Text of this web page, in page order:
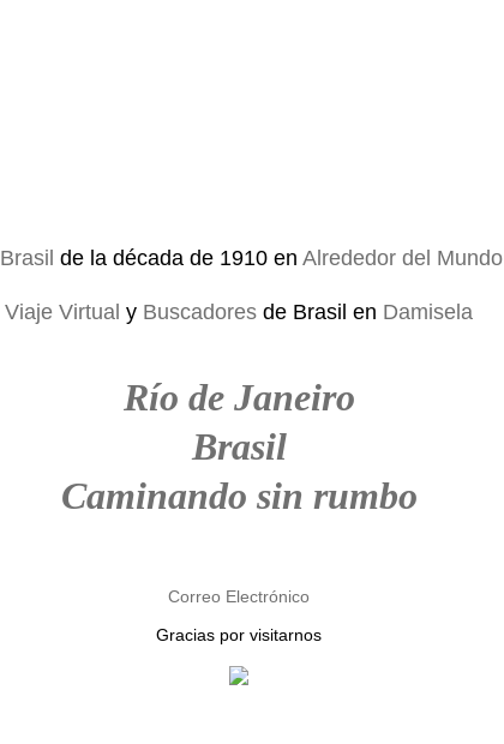
Brasil de la década de 1910 en Alrededor del Mundo
Viaje Virtual y Buscadores de Brasil en Damisela
Río de Janeiro
Brasil
Caminando sin rumbo
Correo Electrónico
Gracias por visitarnos